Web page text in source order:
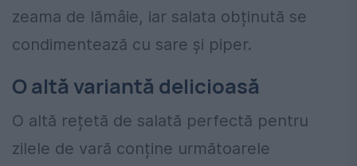
zeama de lămâie, iar salata obținută se
condimentează cu sare și piper.
O altă variantă delicioasă
O altă rețetă de salată perfectă pentru
zilele de vară conține următoarele